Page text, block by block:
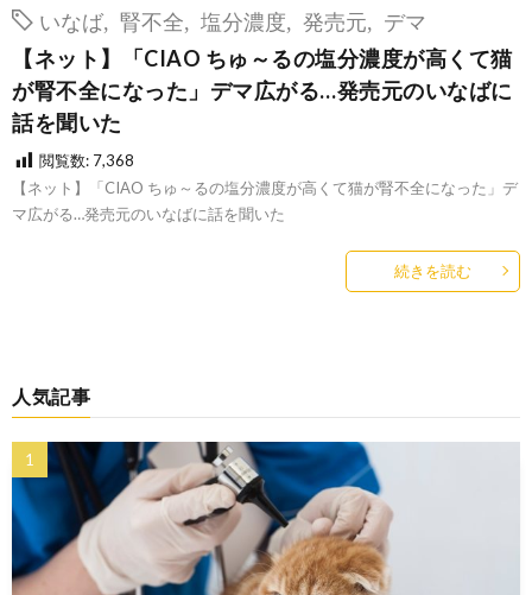
いなば
腎不全 塩分濃度 発売元 デマ
【ネット】「CIAO ちゅ～るの塩分濃度が高くて猫
が腎不全になった」デマ広がる…発売元のいなばに
話を聞いた
閲覧数: 7,368
【ネット】「CIAO ちゅ～るの塩分濃度が高くて猫が腎不全になった」デ
マ広がる…発売元のいなばに話を聞いた
続きを読む
人気記事